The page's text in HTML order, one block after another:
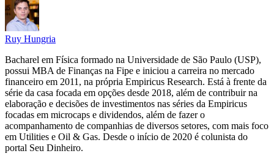
Ruy Hungria
Bacharel em Física formado na Universidade de São Paulo (USP),
possui MBA de Finanças na Fipe e iniciou a carreira no mercado
financeiro em 2011, na própria Empiricus Research. Está à frente da
série da casa focada em opções desde 2018, além de contribuir na
elaboração e decisões de investimentos nas séries da Empiricus
focadas em microcaps e dividendos, além de fazer o
acompanhamento de companhias de diversos setores, com mais foco
em Utilities e Oil & Gas. Desde o início de 2020 é colunista do
portal Seu Dinheiro.